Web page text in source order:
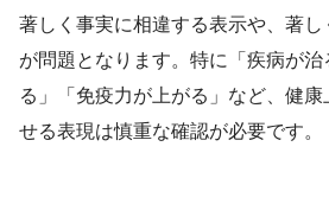
著しく事実に相違する表示や、著
が問題となります。特に「疾病が
る」「免疫力が上がる」など、健
せる表現は慎重な確認が必要です。